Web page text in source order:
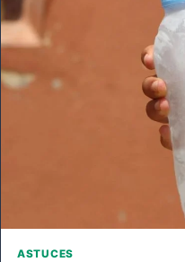
ASTUCES